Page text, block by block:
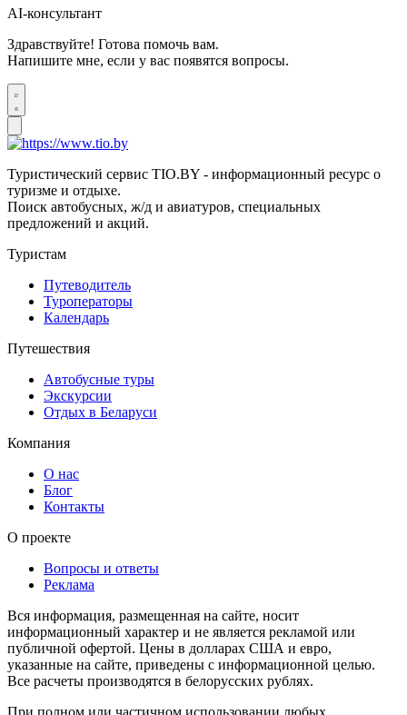
AI-консультант
Здравствуйте! Готова помочь вам.
Напишите мне, если у вас появятся вопросы.
Туристический сервис TIO.BY - информационный ресурс о
туризме и отдыхе.
Поиск автобусных, ж/д и авиатуров, специальных
предложений и акций.
Туристам
Путеводитель
Туроператоры
Календарь
Путешествия
Автобусные туры
Экскурсии
Отдых в Беларуси
Компания
О нас
Блог
Контакты
О проекте
Вопросы и ответы
Реклама
Вся информация, размещенная на сайте, носит
информационный характер и не является рекламой или
публичной офертой. Цены в долларах США и евро,
указанные на сайте, приведены с информационной целью.
Все расчеты производятся в белорусских рублях.
При полном или частичном использовании любых